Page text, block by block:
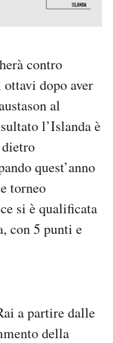
contro
dopo aver
al
l’Islanda è
dietro
quest’anno
torneo
si è qualificata
con 5 punti e
a partire dalle
della